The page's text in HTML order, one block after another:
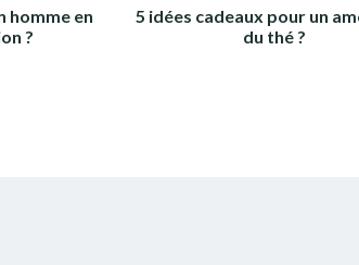
homme en
?
5 idées cadeaux pour un
du thé ?